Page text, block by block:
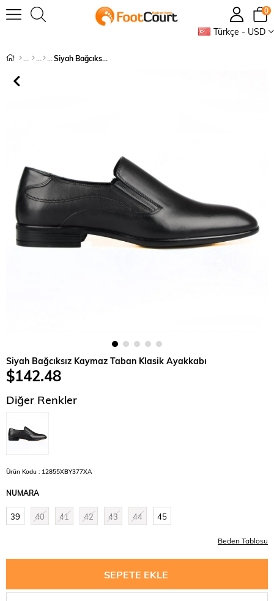
Türkçe - USD
0
Siyah Bağcıksız Kaymaz Taban Klasik Ayakkabı
Siyah Bağcıksız Kaymaz Taban Klasik Ayakkabı
$142.48
Diğer Renkler
Ürün Kodu : 12855XBY377XA
NUMARA
39 40 41 42 43 44 45
Beden Tablosu